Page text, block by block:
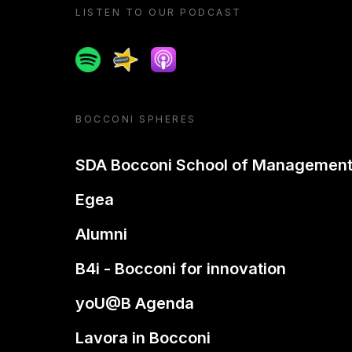
LISTEN TO OUR PODCAST
SpotifySpreakerApple podcast
BOCCONI SPHERES
SDA Bocconi School of Management
Egea
Alumni
B4i - Bocconi for innovation
yoU@B Agenda
Lavora in Bocconi